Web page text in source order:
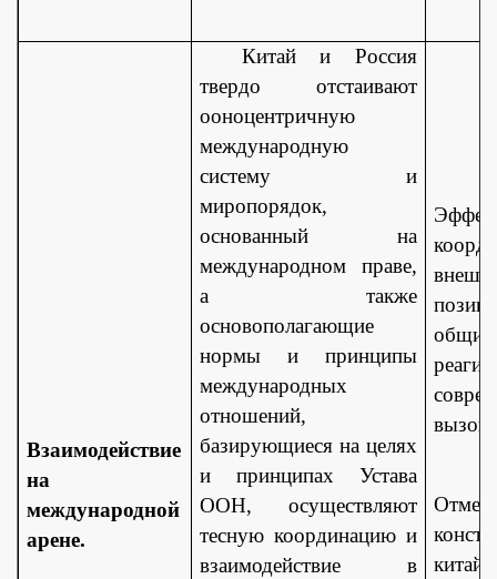
Взаимодействие
на
международной
арене.
Китай и Россия
твердо отстаивают
ооноцентричную
международную
систему и
миропорядок,
основанный на
международном праве,
а также
основополагающие
нормы и принципы
международных
отношений,
базирующиеся на целях
и принципах Устава
ООН, осуществляют
тесную координацию и
взаимодействие в